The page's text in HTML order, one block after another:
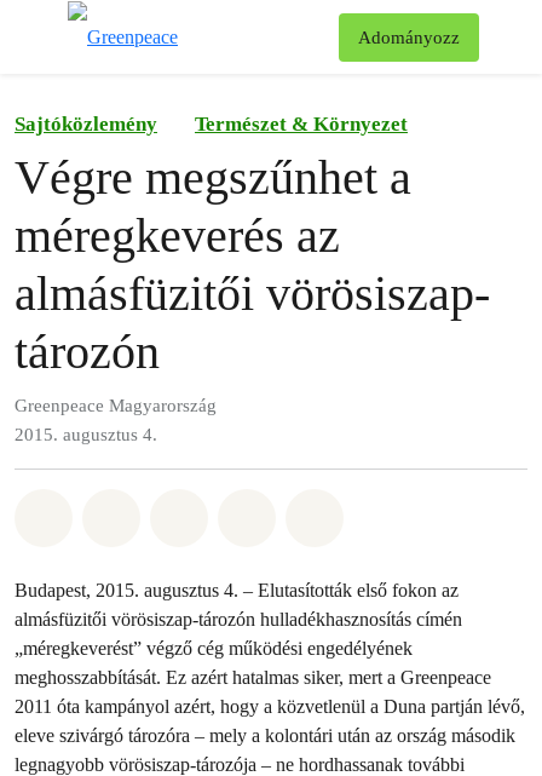
Adományozz
Sajtóközlemény Természet & Környezet
Végre megszűnhet a
méregkeverés az
almásfüzitői vörösiszap-
tározón
Greenpeace Magyarország
2015. augusztus 4.
Budapest, 2015. augusztus 4. – Elutasították első fokon az
almásfüzitői vörösiszap-tározón hulladékhasznosítás címén
„méregkeverést” végző cég működési engedélyének
meghosszabbítását. Ez azért hatalmas siker, mert a Greenpeace
2011 óta kampányol azért, hogy a közvetlenül a Duna partján lévő,
eleve szivárgó tározóra – mely a kolontári után az ország második
legnagyobb vörösiszap-tározója – ne hordhassanak további